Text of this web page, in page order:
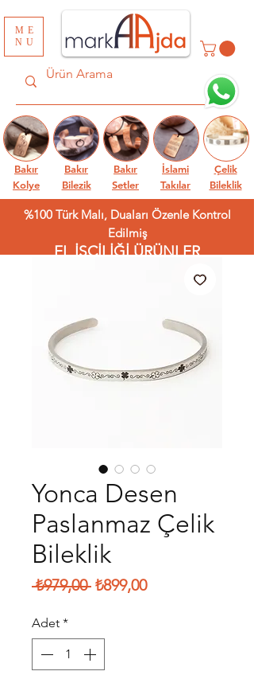
ME
NU
%100 Türk Malı, Duaları Özenle Kontrol
Edilmiş
EL İŞÇİLİĞİ ÜRÜNLER
Bakır
Kolye
Bakır
Bilezik
Bakır
Setler
İslami
Takılar
Çelik
Bileklik
Yonca Desen
Paslanmaz Çelik
Bileklik
₺979,00 Normal
₺899,00İndirimli
Adet *